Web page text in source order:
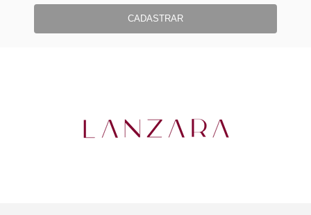
CADASTRAR